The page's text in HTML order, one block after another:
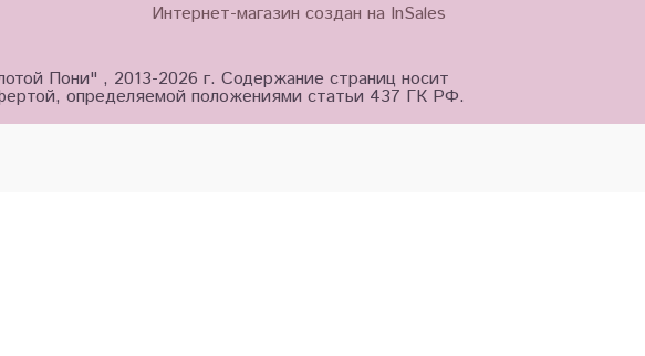
Интернет-магазин создан на InSales
Пони" , 2013-2026 г. Содержание страниц носит
определяемой положениями статьи 437 ГК РФ.